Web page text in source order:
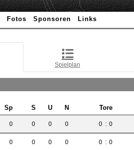
Fotos Sponsoren Links
Spielplan
Sp S U N Tore
0 0 0 0 0 : 0
0 0 0 0 0 : 0